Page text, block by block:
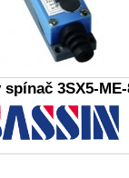
3SX5-ME-